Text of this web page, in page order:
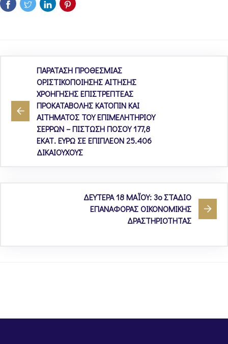
ΠΑΡΑΤΑΣΗ ΠΡΟΘΕΣΜΙΑΣ
ΟΡΙΣΤΙΚΟΠΟΙΗΣΗΣ ΑΙΤΗΣΗΣ
ΧΡΟΗΓΗΣΗΣ ΕΠΙΣΤΡΕΠΤΕΑΣ
ΠΡΟΚΑΤΑΒΟΛΗΣ ΚΑΤΟΠΙΝ ΚΑΙ
ΑΙΤΗΜΑΤΟΣ ΤΟΥ ΕΠΙΜΕΛΗΤΗΡΙΟΥ
ΣΕΡΡΩΝ – ΠΙΣΤΩΣΗ ΠΟΣΟΥ 177,8
ΕΚΑΤ. ΕΥΡΩ ΣΕ ΕΠΙΠΛΕΟΝ 25.406
ΔΙΚΑΙΟΥΧΟΥΣ
ΔΕΥΤΕΡΑ 18 ΜΑΪΟΥ: 3ο ΣΤΑΔΙΟ
ΕΠΑΝΑΦΟΡΑΣ ΟΙΚΟΝΟΜΙΚΗΣ
ΔΡΑΣΤΗΡΙΟΤΗΤΑΣ